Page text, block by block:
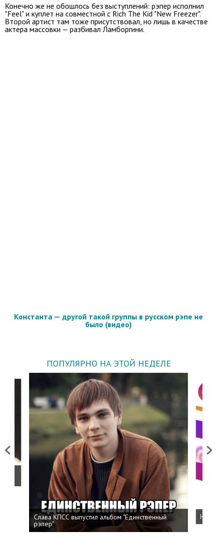
Конечно же не обошлось без выступлений: рэпер исполнил
"Feel" и куплет на совместной с Rich The Kid "New Freezer".
Второй артист там тоже присутствовал, но лишь в качестве
актера массовки — разбивал Ламборгини.
Константа — другой такой группы в русском рэпе не
было (видео)
ПОПУЛЯРНО НА ЭТОЙ НЕДЕЛЕ
Previous
Слава КПСС выпустил альбом "Единственный
рэпер"
Next